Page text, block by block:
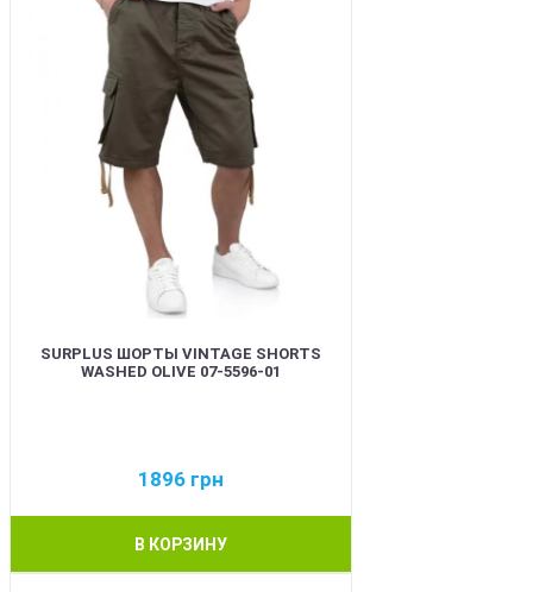
SURPLUS ШОРТЫ VINTAGE SHORTS
WASHED OLIVE 07-5596-01
1896 грн
В КОРЗИНУ